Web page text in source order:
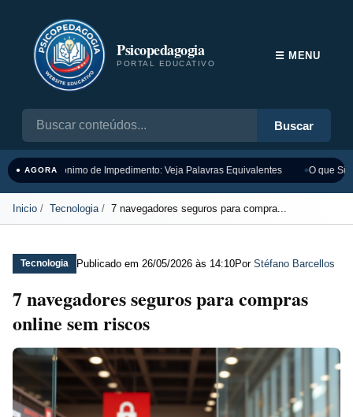
Psicopedagogia
PORTAL EDUCATIVO
Buscar
☰ MENU
● AGORASinônimo de Impedimento: Veja Palavras Equivalentes O que
Inicio Tecnologia 7 navegadores seguros para compra...
Tecnologia Publicado em 26/05/2026 às 14:10Por Stéfano Barcellos
7 navegadores seguros para compras
online sem riscos